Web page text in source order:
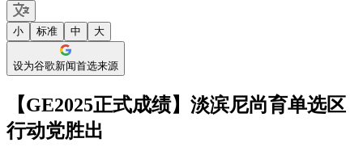
小 标准 中 大
设为谷歌新闻首选来源
【GE2025正式成绩】淡滨尼尚育单选区
行动党胜出